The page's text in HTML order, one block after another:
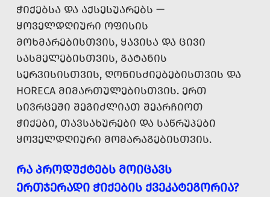
ᲭᲘᲥᲔᲑᲡᲐ ᲓᲐ ᲐᲥᲡᲔᲡᲣᲐᲠᲔᲑᲡ —
ᲧᲝᲕᲔᲚᲓᲦᲘᲣᲠᲘ ᲝᲤᲘᲡᲘᲡ
ᲛᲝᲮᲛᲐᲠᲔᲑᲘᲡᲗᲕᲘᲡ, ᲧᲐᲕᲘᲡᲐ ᲓᲐ ᲪᲘᲕᲘ
ᲡᲐᲡᲛᲔᲚᲔᲑᲘᲡᲗᲕᲘᲡ, ᲒᲐᲢᲐᲜᲘᲡ
ᲡᲔᲠᲕᲘᲡᲘᲡᲗᲕᲘᲡ, ᲦᲝᲜᲘᲡᲫᲘᲔᲑᲔᲑᲘᲡᲗᲕᲘᲡ ᲓᲐ
HORECA ᲛᲘᲛᲐᲠᲗᲣᲚᲔᲑᲘᲡᲗᲕᲘᲡ. ᲔᲠᲗ
ᲡᲘᲕᲠᲪᲔᲨᲘ ᲨᲔᲒᲘᲫᲚᲘᲐᲗ ᲨᲔᲐᲠᲩᲘᲝᲗ
ᲭᲘᲥᲔᲑᲘ, ᲗᲐᲕᲡᲐᲮᲣᲠᲔᲑᲘ ᲓᲐ ᲡᲐᲬᲠᲣᲞᲔᲑᲘ
ᲧᲝᲕᲔᲚᲓᲦᲘᲣᲠᲘ ᲛᲝᲛᲐᲠᲐᲒᲔᲑᲘᲡᲗᲕᲘᲡ.
ᲠᲐ ᲞᲠᲝᲓᲣᲥᲢᲔᲑᲡ ᲛᲝᲘᲪᲐᲕᲡ
ᲔᲠᲗᲯᲔᲠᲐᲓᲘ ᲭᲘᲥᲔᲑᲘᲡ ᲥᲕᲔᲙᲐᲢᲔᲒᲝᲠᲘᲐ?